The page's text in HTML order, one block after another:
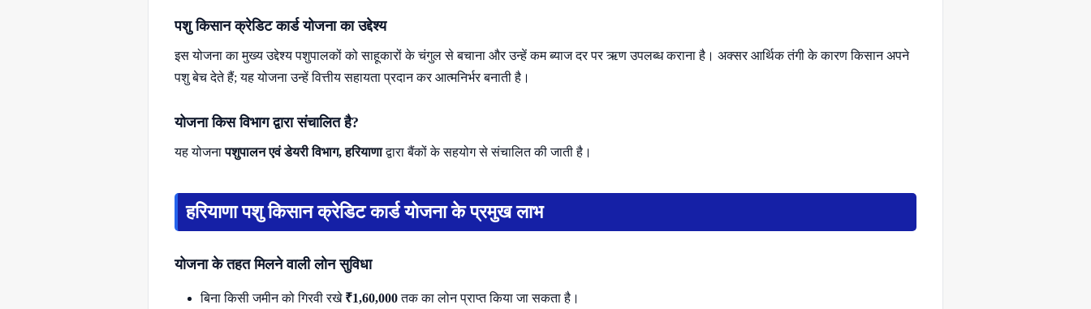
पशु किसान क्रेडिट कार्ड योजना का उद्देश्य
इस योजना का मुख्य उद्देश्य पशुपालकों को साहूकारों के चंगुल से बचाना और उन्हें कम ब्याज दर पर ऋण उपलब्ध कराना है। अक्सर आर्थिक तंगी के कारण किसान अपने
पशु बेच देते हैं; यह योजना उन्हें वित्तीय सहायता प्रदान कर आत्मनिर्भर बनाती है।
योजना किस विभाग द्वारा संचालित है?
यह योजनापशुपालन एवं डेयरी विभाग, हरियाणाद्वारा बैंकों के सहयोग से संचालित की जाती है।
हरियाणा पशु किसान क्रेडिट कार्ड योजना के प्रमुख लाभ
योजना के तहत मिलने वाली लोन सुविधा
बिना किसी जमीन को गिरवी रखे ₹1,60,000तक का लोन प्राप्त किया जा सकता है।